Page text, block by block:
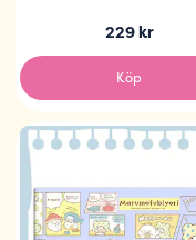
229 kr
Köp